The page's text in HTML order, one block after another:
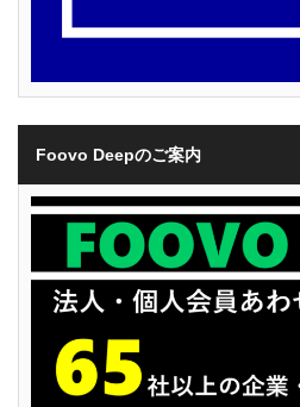
Foovo Deepのご案内